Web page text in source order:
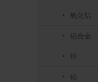
氧化铝
铝合金
锌
铅